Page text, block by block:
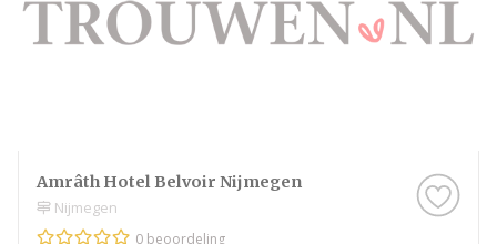
Amrâth Hotel Belvoir Nijmegen
Nijmegen
0 beoordeling